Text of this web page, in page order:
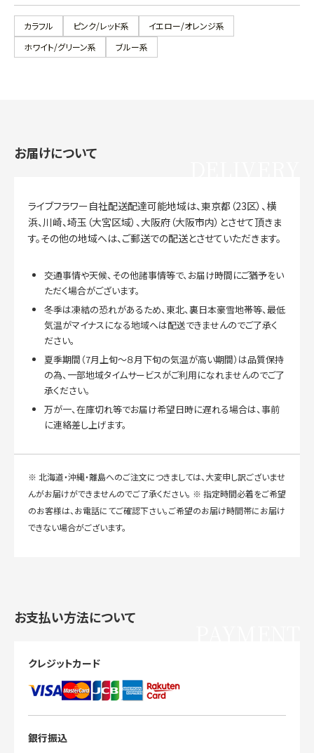
カラフル ピンク/レッド系
イエロー/オレンジ系
ホワイト/グリーン系
ブルー系
お届けについて
ライブフラワー自社配送配達可能地域は、東京都（23区）、横
浜、川崎、埼玉（大宮区域）、大阪府（大阪市内）とさせて頂きま
す。その他の地域へは、ご郵送での配送とさせていただきます。
交通事情や天候、その他諸事情等で、お届け時間にご猶予をい
ただく場合がございます。
冬季は凍結の恐れがあるため、東北、裏日本豪雪地帯等、最低
気温がマイナスになる地域へは配送できませんのでご了承く
ださい。
夏季期間（7月上旬～８月下旬の気温が高い期間）は品質保持
の為、一部地域タイムサービスがご利用になれませんのでご了
承ください。
万が一、在庫切れ等でお届け希望日時に遅れる場合は、事前
に連絡差し上げます。
※ 北海道・沖縄・離島へのご注文につきましては、大変申し訳ございませ
んがお届けができませんのでご了承ください。 ※ 指定時間必着をご希望
のお客様は、お電話にてご確認下さい。ご希望のお届け時間帯にお届け
できない場合がございます。
お支払い方法について
クレジットカード
銀行振込